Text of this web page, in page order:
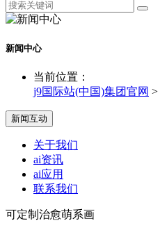
新闻中心
当前位置：
j9国际站(中国)集团官网 >
新闻互动
关于我们
ai资讯
ai应用
联系我们
可定制治愈萌系画